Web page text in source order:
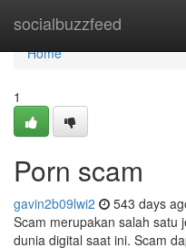
socialbuzzfeed
Home
Home
1
Porn scam
gavin2b09lwi2 543 days
Scam merupakan salah satu
dunia digital saat ini. Scam